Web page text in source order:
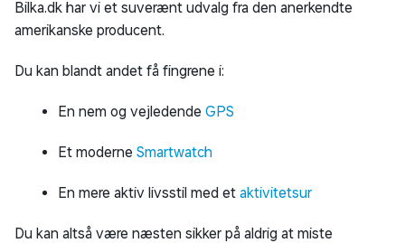
Bilka.dk har vi et suverænt udvalg fra den anerkendte
amerikanske producent.
Du kan blandt andet få fingrene i:
En nem og vejledende GPS
Et moderne Smartwatch
En mere aktiv livsstil med et aktivitetsur
Du kan altså være næsten sikker på aldrig at miste